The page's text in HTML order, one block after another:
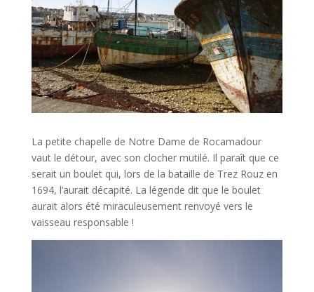
La petite chapelle de Notre Dame de Rocamadour
vaut le détour, avec son clocher mutilé. Il paraît que ce
serait un boulet qui, lors de la bataille de Trez Rouz en
1694, l’aurait décapité. La légende dit que le boulet
aurait alors été miraculeusement renvoyé vers le
vaisseau responsable !